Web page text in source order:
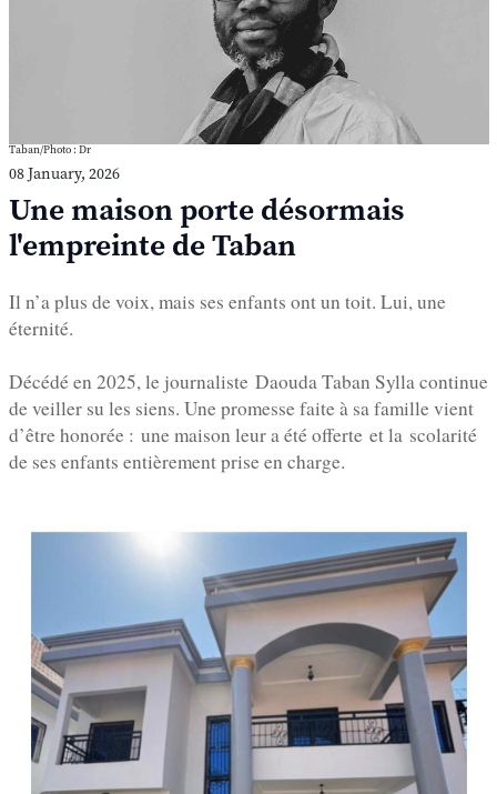
Taban/Photo : Dr
08 January, 2026
Une maison porte désormais
l'empreinte de Taban
Il n’a plus de voix, mais ses enfants ont un toit. Lui, une
éternité.
Décédé en 2025, le journaliste Daouda Taban Syllacontinue
de veiller su les siens. Une promesse faite à sa famille vient
d’être honorée : une maison leur a été offerte et la scolarité
de ses enfants entièrement prise en charge.